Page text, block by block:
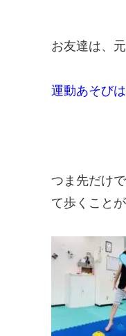
お友達は、
運動あそび
つま先だけ
て歩くこと